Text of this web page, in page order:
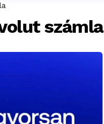
számla